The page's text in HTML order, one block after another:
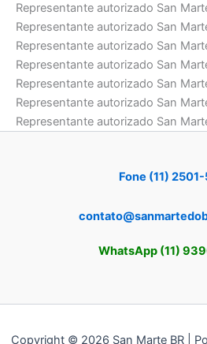
Representante autorizado San
Representante autorizado San
Representante autorizado San
Representante autorizado San
Representante autorizado San
Representante autorizado San
Representante autorizado San
Fone (11)
WhatsApp (11)
Copyright © 2026 San Marte BR |